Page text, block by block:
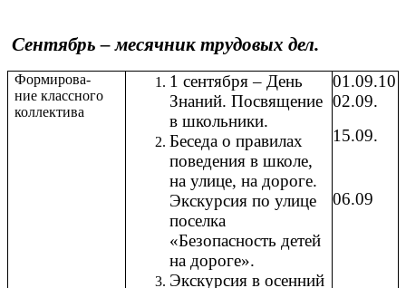
Сентябрь – месячник трудовых дел.
Формирова-
ние классного
коллектива
1 сентября – День
Знаний. Посвящение
в школьники.
Беседа о правилах
поведения в школе,
на улице, на дороге.
Экскурсия по улице
поселка
«Безопасность детей
на дороге».
Экскурсия в осенний
01.09.10
02.09.
15.09.
06.09